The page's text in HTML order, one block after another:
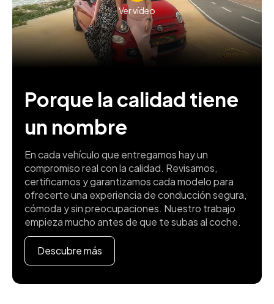
Ver vídeo
Porque la calidad tiene
un nombre
En cada vehículo que entregamos hay un
compromiso real con la calidad. Revisamos,
certificamos y garantizamos cada modelo para
ofrecerte una experiencia de conducción segura,
cómoda y sin preocupaciones. Nuestro trabajo
empieza mucho antes de que te subas al coche.
Descubre más